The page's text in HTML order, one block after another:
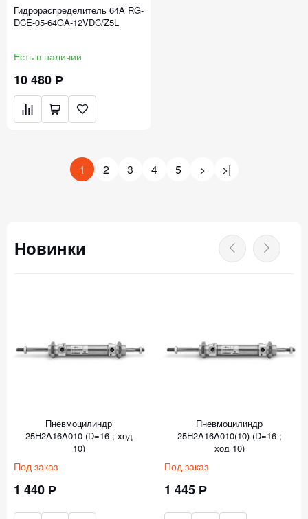
Гидрораспределитель 64A RG-
DCE-05-64GA-12VDC/Z5L
Есть в наличии
10 480 Р
1 2 3 4 5 > >|
Новинки
Пневмоцилиндр
25H2A16A010 (D=16 ; ход
10)
Под заказ
1 440 Р
Пневмоцилиндр
25H2A16A010(10) (D=16 ;
ход 10)
Под заказ
1 445 Р